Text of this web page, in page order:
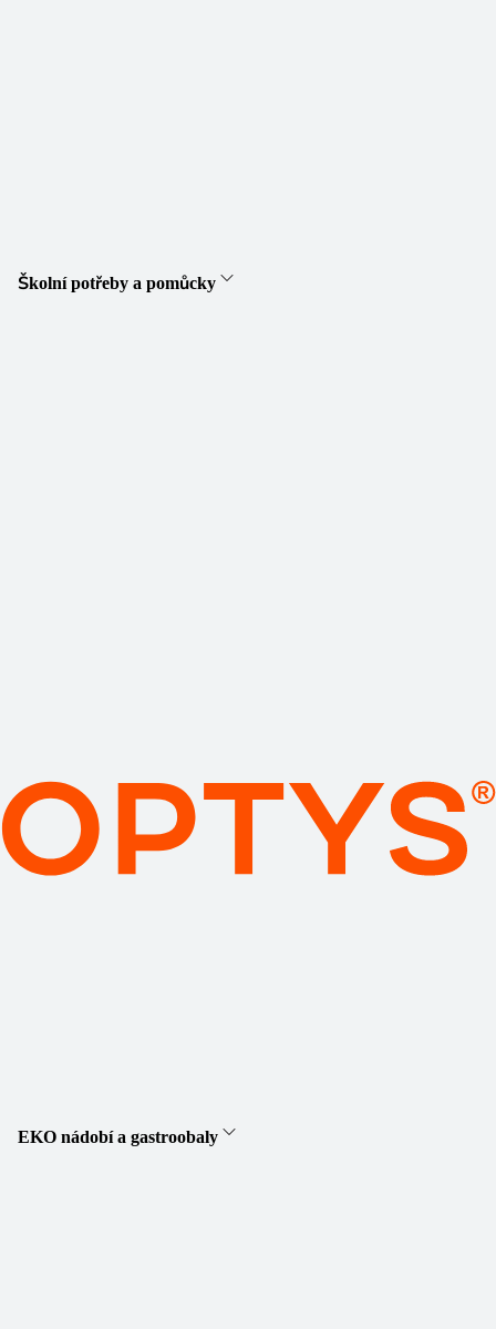
Školní potřeby a pomůcky
EKO nádobí a gastroobaly